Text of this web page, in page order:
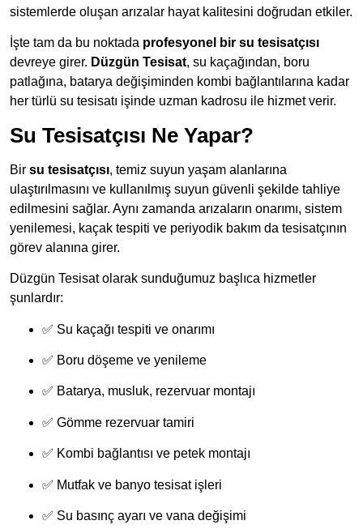
sistemlerde oluşan arızalar hayat kalitesini doğrudan etkiler.
İşte tam da bu noktada profesyonel bir su tesisatçısı
devreye girer. Düzgün Tesisat, su kaçağından, boru
patlağına, batarya değişiminden kombi bağlantılarına kadar
her türlü su tesisatı işinde uzman kadrosu ile hizmet verir.
Su Tesisatçısı Ne Yapar?
Bir su tesisatçısı, temiz suyun yaşam alanlarına
ulaştırılmasını ve kullanılmış suyun güvenli şekilde tahliye
edilmesini sağlar. Aynı zamanda arızaların onarımı, sistem
yenilemesi, kaçak tespiti ve periyodik bakım da tesisatçının
görev alanına girer.
Düzgün Tesisat olarak sunduğumuz başlıca hizmetler
şunlardır:
✅ Su kaçağı tespiti ve onarımı
✅ Boru döşeme ve yenileme
✅ Batarya, musluk, rezervuar montajı
✅ Gömme rezervuar tamiri
✅ Kombi bağlantısı ve petek montajı
✅ Mutfak ve banyo tesisat işleri
✅ Su basınç ayarı ve vana değişimi